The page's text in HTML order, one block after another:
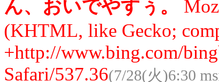
ん、おいでやすぅ。
(KHTML, like Gecko;
+http://www.bing.com/
Safari/537.36(7/28(火)6:30